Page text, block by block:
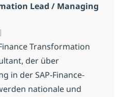
Lead / Managing
Transformation
der über
in der SAP-Finance-
nationale und